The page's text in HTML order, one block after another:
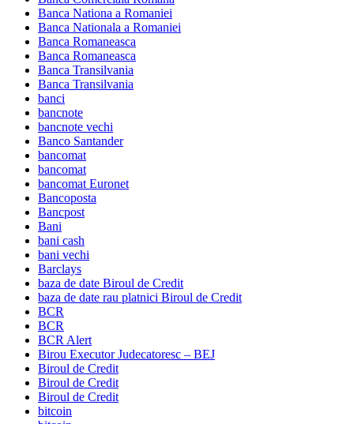
Banca Nationa a Romaniei
Banca Nationala a Romaniei
Banca Romaneasca
Banca Romaneasca
Banca Transilvania
Banca Transilvania
banci
bancnote
bancnote vechi
Banco Santander
bancomat
bancomat
bancomat Euronet
Bancoposta
Bancpost
Bani
bani cash
bani vechi
Barclays
baza de date Biroul de Credit
baza de date rau platnici Biroul de Credit
BCR
BCR
BCR Alert
Birou Executor Judecatoresc – BEJ
Biroul de Credit
Biroul de Credit
Biroul de Credit
bitcoin